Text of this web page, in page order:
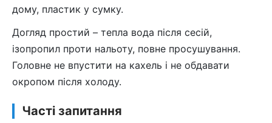
дому, пластик у сумку.
Догляд простий – тепла вода після сесій,
ізопропил проти нальоту, повне просушування.
Головне не впустити на кахель і не обдавати
окропом після холоду.
Часті запитання